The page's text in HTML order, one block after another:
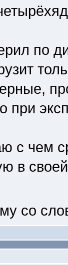
по
при
с чем
в
со